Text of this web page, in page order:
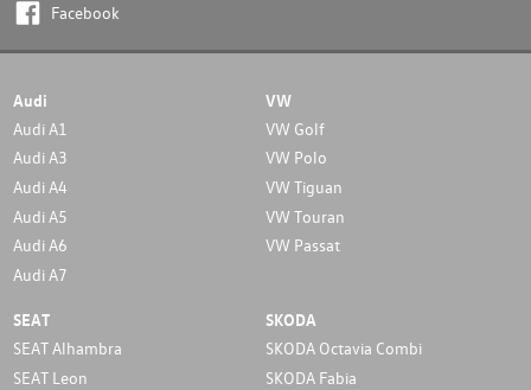
Facebook
Audi
Audi A1
Audi A3
Audi A4
Audi A5
Audi A6
Audi A7
VW
VW Golf
VW Polo
VW Tiguan
VW Touran
VW Passat
SEAT
SEAT Alhambra
SEAT Leon
SKODA
SKODA Octavia Combi
SKODA Fabia